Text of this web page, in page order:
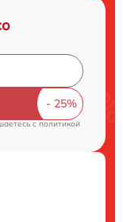
cполитикой